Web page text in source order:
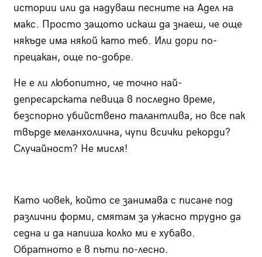
истории или да надуваш песните на Адел на
макс. Просто защото искаш да знаеш, че още
някъде има някой като теб. Или дори по-
прецакан, още по-добре.
Не е ли любопитно, че точно най-
депресарската певица в последно време,
безспорно убийствено талантлива, но все пак
твърде меланхолична, чупи всички рекорди?
Случайност? Не мисля!
Като човек, който се занимава с писане под
различни форми, смятам за ужасно трудно да
седна и да напиша колко ми е хубаво.
Обратното е в пъти по-лесно.